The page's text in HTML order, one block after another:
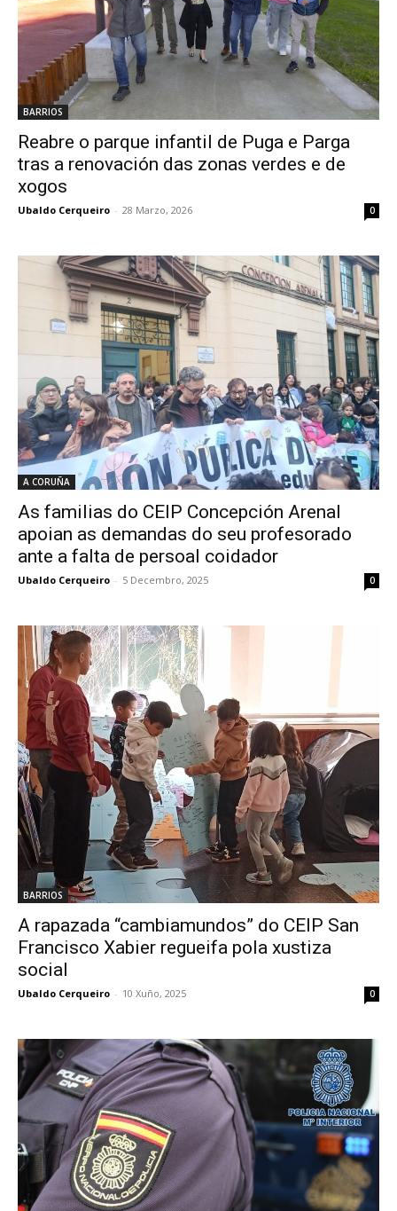
BARRIOS
Reabre o parque infantil de Puga e Parga
tras a renovación das zonas verdes e de
xogos
Ubaldo Cerqueiro - 28 Marzo, 2026 0
A CORUÑA
As familias do CEIP Concepción Arenal
apoian as demandas do seu profesorado
ante a falta de persoal coidador
Ubaldo Cerqueiro - 5 Decembro, 2025 0
BARRIOS
A rapazada “cambiamundos” do CEIP San
Francisco Xabier regueifa pola xustiza
social
Ubaldo Cerqueiro - 10 Xuño, 2025 0